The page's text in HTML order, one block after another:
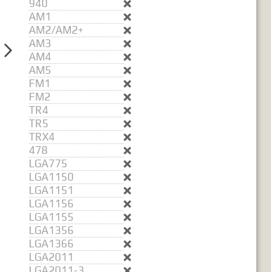

940 
AM1 
AM2/AM2+ 
AM3 
AM4 
AM5 
FM1 
FM2 
TR4 
TR5 
TRX4 
478 
LGA775 
LGA1150 
LGA1151 
LGA1156 
LGA1155 
LGA1356 
LGA1366 
LGA2011 